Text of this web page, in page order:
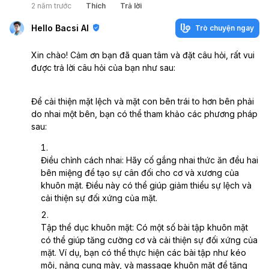
2 năm trước Thích Trả lời
Hello Bacsi AI Trò chuyện ngay
Xin chào! Cảm ơn bạn đã quan tâm và đặt câu hỏi, rất vui
được trả lời câu hỏi của bạn như sau:
Để cải thiện mặt lệch và mặt con bên trái to hơn bên phải
do nhai một bên, bạn có thể tham khảo các phương pháp
sau:
Điều chỉnh cách nhai: Hãy cố gắng nhai thức ăn đều hai
bên miệng để tạo sự cân đối cho cơ và xương của
khuôn mặt. Điều này có thể giúp giảm thiểu sự lệch và
cải thiện sự đối xứng của mặt.
Tập thể dục khuôn mặt: Có một số bài tập khuôn mặt
có thể giúp tăng cường cơ và cải thiện sự đối xứng của
mặt. Ví dụ, bạn có thể thực hiện các bài tập như kéo
môi, nâng cung mày, và massage khuôn mặt để tăng